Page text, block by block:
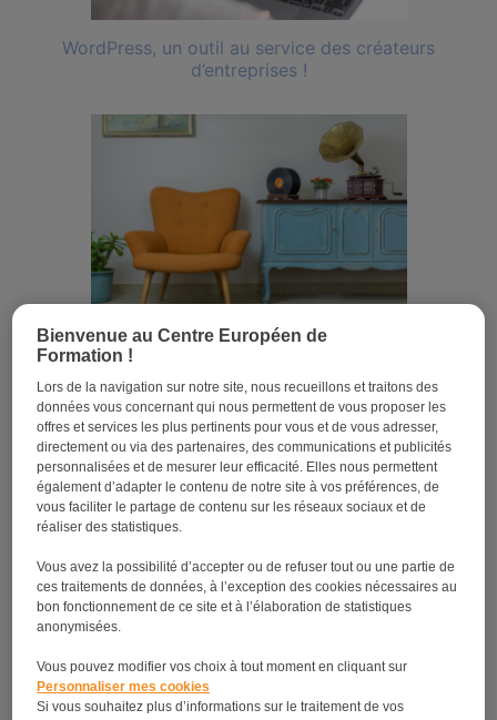
WordPress, un outil au service des créateurs
d’entreprises !
Décoration vintage : comment faire pour l’adopter
Canapé tendance 2023 : les incontournables à
avoir dans son salon !
Bienvenue au Centre Européen de
Formation !
Lors de la navigation sur notre site, nous recueillons et traitons des
données vous concernant qui nous permettent de vous proposer les
offres et services les plus pertinents pour vous et de vous adresser,
directement ou via des partenaires, des communications et publicités
personnalisées et de mesurer leur efficacité. Elles nous permettent
également d’adapter le contenu de notre site à vos préférences, de
vous faciliter le partage de contenu sur les réseaux sociaux et de
réaliser des statistiques.
Vous avez la possibilité d’accepter ou de refuser tout ou une partie de
ces traitements de données, à l’exception des cookies nécessaires au
bon fonctionnement de ce site et à l’élaboration de statistiques
anonymisées.
Vous pouvez modifier vos choix à tout moment en cliquant sur
Personnaliser mes cookies
Si vous souhaitez plus d’informations sur le traitement de vos